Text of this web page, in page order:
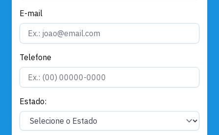
E-mail
Telefone
Estado: